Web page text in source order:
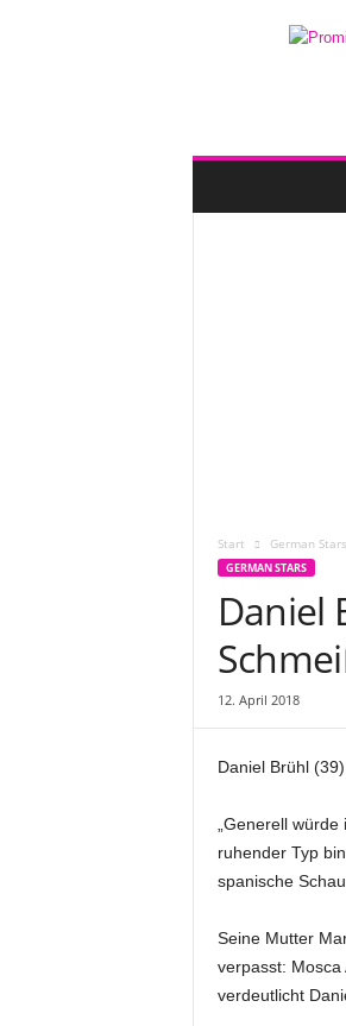
Start German Stars
GERMAN STARS
Daniel
12. April 2018
Daniel Brühl
„Generell
ruhender Typ
spanische
Seine Mutter
verpasst: Mosca
verdeutlicht